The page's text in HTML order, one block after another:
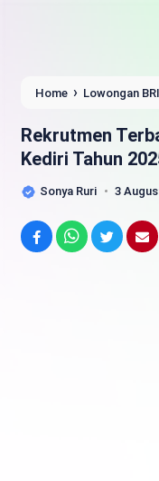
Home › Lowongan BRI
Rekrutmen
Kediri Tahun
Sonya Ruri 3